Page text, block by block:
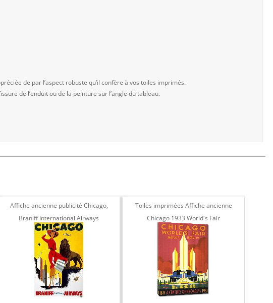
de par l’aspect robuste qu’il confère à vos toiles imprimés.
de l’enduit ou de la peinture sur l’angle du tableau.
Affiche ancienne publicité Chicago,
Braniff International Airways
Toiles imprimées Affiche ancienne
Chicago 1933 World's Fair